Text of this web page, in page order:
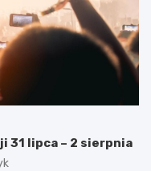
31 lipca – 2 sierpnia